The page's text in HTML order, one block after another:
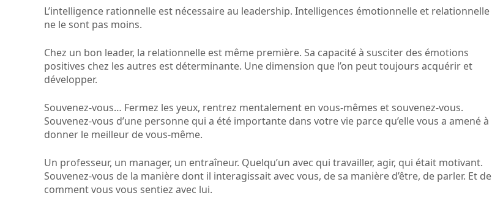
L’intelligence rationnelle est nécessaire au leadership. Intelligences émotionnelle et relationnelle
ne le sont pas moins.
Chez un bon leader, la relationnelle est même première. Sa capacité à susciter des émotions
positives chez les autres est déterminante. Une dimension que l’on peut toujours acquérir et
développer.
Souvenez-vous… Fermez les yeux, rentrez mentalement en vous-mêmes et souvenez-vous.
Souvenez-vous d’une personne qui a été importante dans votre vie parce qu’elle vous a amené à
donner le meilleur de vous-même.
Un professeur, un manager, un entraîneur. Quelqu’un avec qui travailler, agir, qui était motivant.
Souvenez-vous de la manière dont il interagissait avec vous, de sa manière d’être, de parler. Et de
comment vous vous sentiez avec lui.